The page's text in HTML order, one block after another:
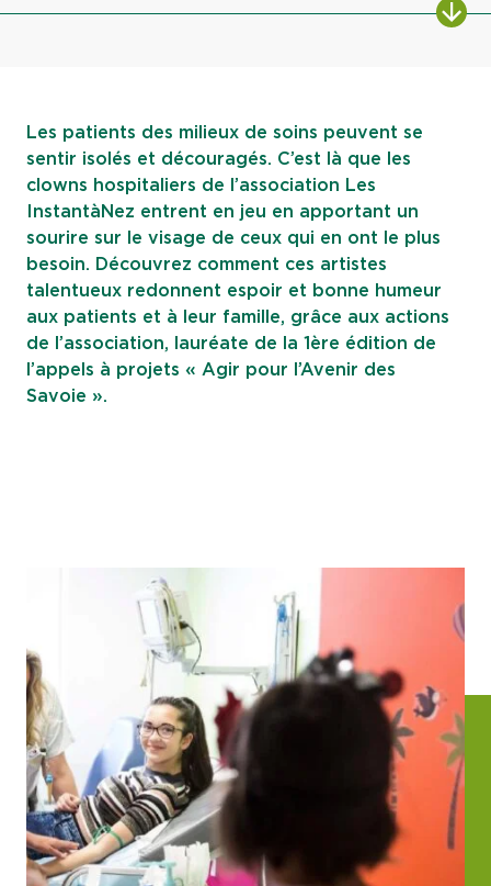
Les patients des milieux de soins peuvent se
sentir isolés et découragés. C’est là que les
clowns hospitaliers de l’association Les
InstantàNez entrent en jeu en apportant un
sourire sur le visage de ceux qui en ont le plus
besoin. Découvrez comment ces artistes
talentueux redonnent espoir et bonne humeur
aux patients et à leur famille, grâce aux actions
de l’association, lauréate de la 1ère édition de
l’appels à projets « Agir pour l’Avenir des
Savoie ».